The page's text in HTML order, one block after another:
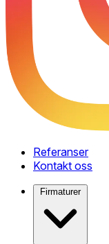
Referanser
Kontakt oss
Firmaturer